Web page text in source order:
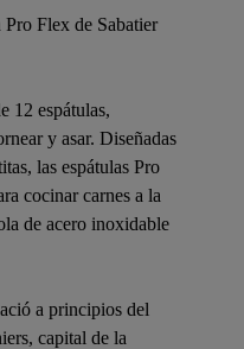
Flex de Sabatier
12 espátulas,
y asar. Diseñadas
las espátulas Pro
cocinar carnes a la
de acero inoxidable
a principios del
capital de la